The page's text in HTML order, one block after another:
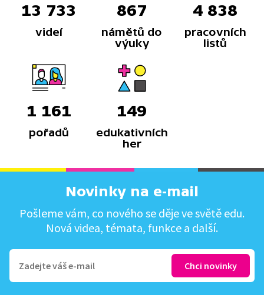
13 733
videí
867
námětů do
výuky
4 838
pracovních
listů
1 161
pořadů
149
edukativních
her
Novinky na e-mail
Pošleme vám, co nového se děje ve světě edu.
Nová videa, témata, funkce a další.